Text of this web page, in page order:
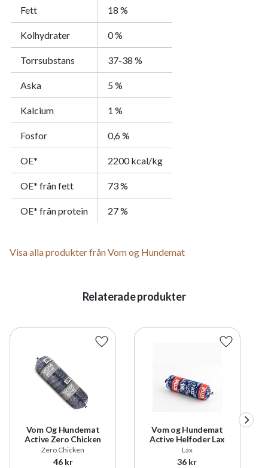
Fett 18 %
Kolhydrater 0 %
Torrsubstans 37-38 %
Aska 5 %
Kalcium 1 %
Fosfor 0,6 %
OE* 2200 kcal/kg
OE* från fett 73 %
OE* från protein 27 %
Visa alla produkter från Vom og Hundemat
Relaterade produkter
Vom Og Hundemat
Active Zero Chicken
Zero Chicken
46kr
Lägg till i favoriter
Vom og Hundemat
Active Helfoder Lax
Lax
36 kr
Lägg till i